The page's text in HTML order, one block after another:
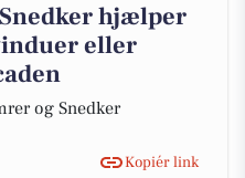
hjælper
eller
og Snedker
Kopiér link